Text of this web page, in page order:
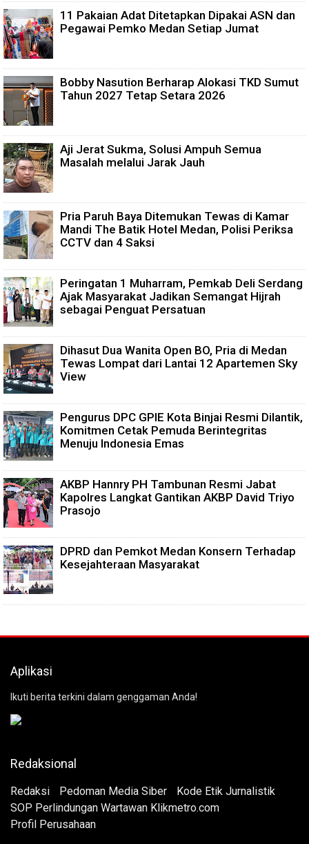
11 Pakaian Adat Ditetapkan Dipakai ASN dan
Pegawai Pemko Medan Setiap Jumat
Bobby Nasution Berharap Alokasi TKD Sumut
Tahun 2027 Tetap Setara 2026
Aji Jerat Sukma, Solusi Ampuh Semua
Masalah melalui Jarak Jauh
Pria Paruh Baya Ditemukan Tewas di Kamar
Mandi The Batik Hotel Medan, Polisi Periksa
CCTV dan 4 Saksi
Peringatan 1 Muharram, Pemkab Deli Serdang
Ajak Masyarakat Jadikan Semangat Hijrah
sebagai Penguat Persatuan
Dihasut Dua Wanita Open BO, Pria di Medan
Tewas Lompat dari Lantai 12 Apartemen Sky
View
Pengurus DPC GPIE Kota Binjai Resmi Dilantik,
Komitmen Cetak Pemuda Berintegritas
Menuju Indonesia Emas
AKBP Hannry PH Tambunan Resmi Jabat
Kapolres Langkat Gantikan AKBP David Triyo
Prasojo
DPRD dan Pemkot Medan Konsern Terhadap
Kesejahteraan Masyarakat
Aplikasi
Ikuti berita terkini dalam genggaman Anda!
Redaksional
Redaksi Pedoman Media Siber
Kode Etik Jurnalistik
SOP Perlindungan Wartawan Klikmetro.com
Profil Perusahaan